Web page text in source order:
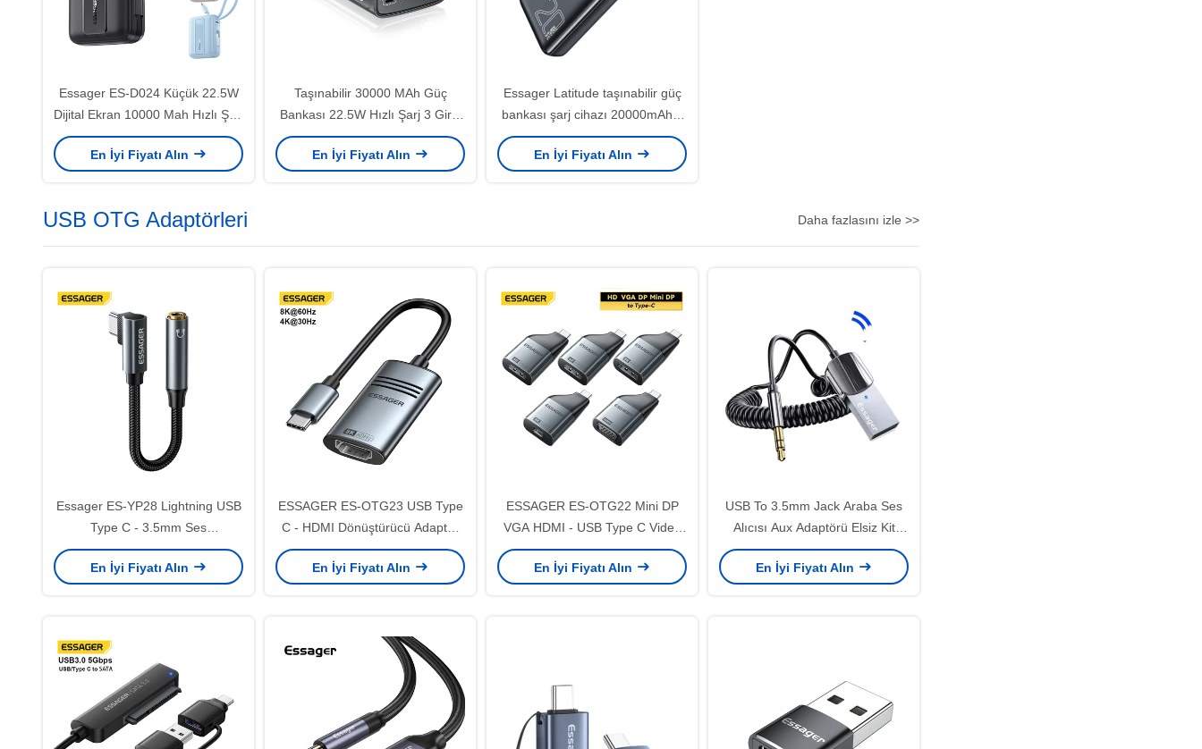
Essager ES-D024 Küçük 22.5W
Dijital Ekran 10000 Mah Hızlı Şarj
Powerbank Dahili Kablolu
En İyi Fiyatı Alın
Taşınabilir 30000 MAh Güç
Bankası 22.5W Hızlı Şarj 3 Giriş
Çıkışı Destekle
En İyi Fiyatı Alın
Essager Latitude taşınabilir güç
bankası şarj cihazı 20000mAh 3
çıkış 2 giriş
En İyi Fiyatı Alın
USB OTG Adaptörleri Daha fazlasını izle >>
Essager ES-YP28 Lightning USB
Type C - 3.5mm Ses
Dönüştürücü Adaptör Kablosu
En İyi Fiyatı Alın
ESSAGER ES-OTG23 USB Type
C - HDMI Dönüştürücü Adaptör
Kablosu 8K@60Hz 4K@30Hz
En İyi Fiyatı Alın
ESSAGER ES-OTG22 Mini DP
VGA HDMI - USB Type C Video
Adaptörü 8K 4K 1080P 60Hz
30Hz
En İyi Fiyatı Alın
USB To 3.5mm Jack Araba Ses
Alıcısı Aux Adaptörü Elsiz Kit
Bluetooth 5.0 BT Göndericisi
En İyi Fiyatı Alın